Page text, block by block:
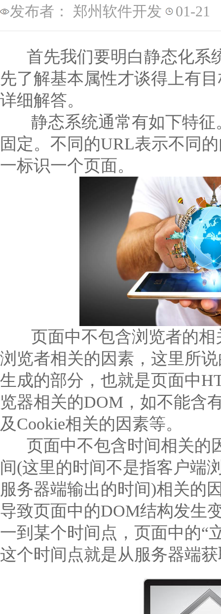
发布者： 郑州软件开发 01-21
首先我们要明白静态化系
先了解基本属性才谈得上有
详细解答。
静态系统通常有如下特征
固定。不同的URL表示不同
一标识一个页面。
页面中不包含浏览者的相
浏览者相关的因素，这里所
生成的部分，也就是页面中
览器相关的DOM，如不能含
及Cookie相关的因素等。
页面中不包含时间相关的
间(这里的时间不是指客户端
服务器端输出的时间)相关的
导致页面中的DOM结构发生
一到某个时间点，页面中的“
这个时间点就是从服务器端